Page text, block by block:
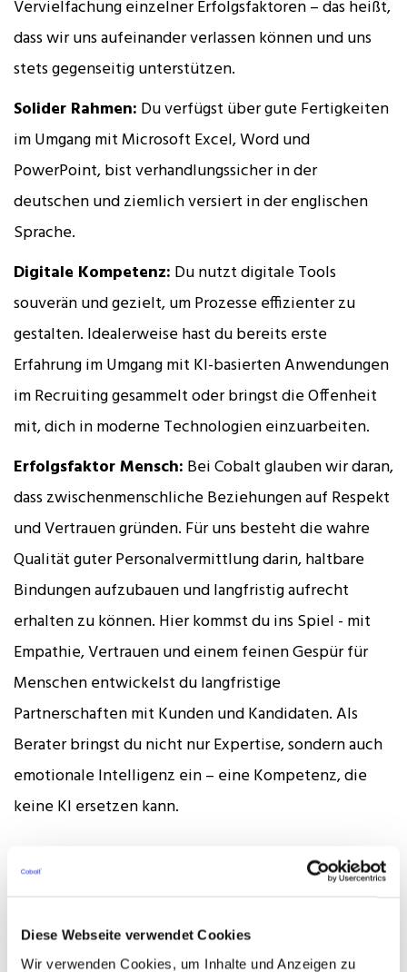
Diese Webseite verwendet Cookies
Wir verwenden Cookies, um Inhalte und Anzeigen zu
Vervielfachung einzelner Erfolgsfaktoren – das heißt,
dass wir uns aufeinander verlassen können und uns
stets gegenseitig unterstützen.
Solider Rahmen: Du verfügst über gute Fertigkeiten
im Umgang mit Microsoft Excel, Word und
PowerPoint, bist verhandlungssicher in der
deutschen und ziemlich versiert in der englischen
Sprache.
Digitale Kompetenz: Du nutzt digitale Tools
souverän und gezielt, um Prozesse effizienter zu
gestalten. Idealerweise hast du bereits erste
Erfahrung im Umgang mit KI-basierten Anwendungen
im Recruiting gesammelt oder bringst die Offenheit
mit, dich in moderne Technologien einzuarbeiten.
Erfolgsfaktor Mensch: Bei Cobalt glauben wir daran,
dass zwischenmenschliche Beziehungen auf Respekt
und Vertrauen gründen. Für uns besteht die wahre
Qualität guter Personalvermittlung darin, haltbare
Bindungen aufzubauen und langfristig aufrecht
erhalten zu können. Hier kommst du ins Spiel - mit
Empathie, Vertrauen und einem feinen Gespür für
Menschen entwickelst du langfristige
Partnerschaften mit Kunden und Kandidaten. Als
Berater bringst du nicht nur Expertise, sondern auch
emotionale Intelligenz ein – eine Kompetenz, die
keine KI ersetzen kann.
Gründe zum Feiern! Unsere Benefits